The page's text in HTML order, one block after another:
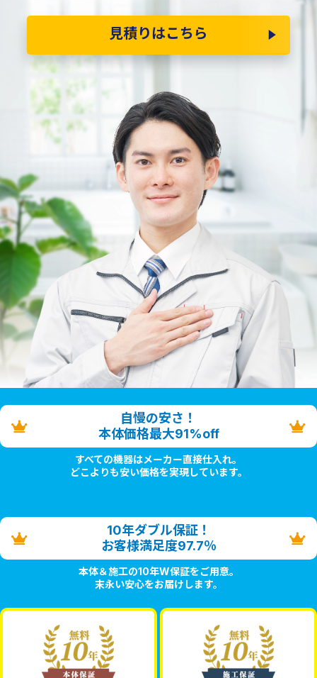
見積りはこちら
自慢の安さ！
本体価格最大91%off
すべての機器はメーカー直接仕入れ。
どこよりも安い価格を実現しています。
10年ダブル保証！
お客様満足度97.7％
本体＆施工の10年W保証をご用意。
末永い安心をお届けします。